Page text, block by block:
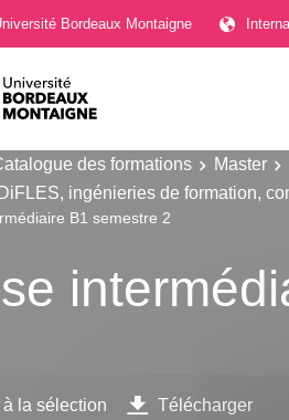
Bordeaux Montaigne
des formations Master
ingénieries de formation,
B1 semestre 2
la sélection Télécharger